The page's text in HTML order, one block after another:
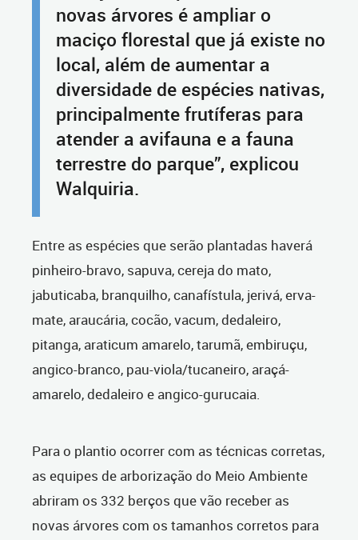
novas árvores é ampliar o
maciço florestal que já existe no
local, além de aumentar a
diversidade de espécies nativas,
principalmente frutíferas para
atender a avifauna e a fauna
terrestre do parque”, explicou
Walquiria.
Entre as espécies que serão plantadas haverá
pinheiro-bravo, sapuva, cereja do mato,
jabuticaba, branquilho, canafístula, jerivá, erva-
mate, araucária, cocão, vacum, dedaleiro,
pitanga, araticum amarelo, tarumã, embiruçu,
angico-branco, pau-viola/tucaneiro, araçá-
amarelo, dedaleiro e angico-gurucaia.
Para o plantio ocorrer com as técnicas corretas,
as equipes de arborização do Meio Ambiente
abriram os 332 berços que vão receber as
novas árvores com os tamanhos corretos para